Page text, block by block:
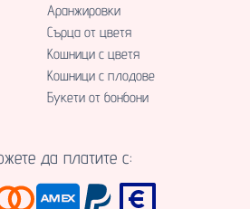
Аранжировки
Сърца от цветя
Кошници с цветя
Кошници с плодове
Букети от бонбони
да платите с: